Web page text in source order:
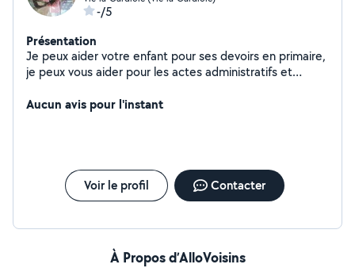
-/5
Présentation
Je peux aider votre enfant pour ses devoirs en primaire,
je peux vous aider pour les actes administratifs et
Naturopathie, je suis récemment diplomee
Aucun avis pour l'instant
Voir le profil Contacter
À Propos d’AlloVoisins